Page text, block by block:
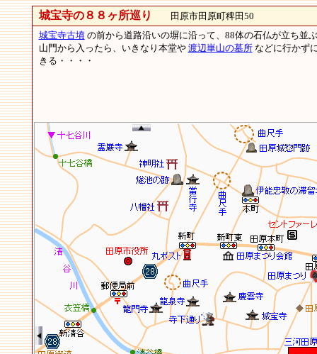
城宝寺の８８ヶ所巡り
田原市田原町稗田50
城宝寺古墳の前から道路沿いの塀に沿って、88体の石仏が立ち並
山門から入ったら、いきなり本堂や 渡辺崋山の墓所などに行かず
きる・・・・